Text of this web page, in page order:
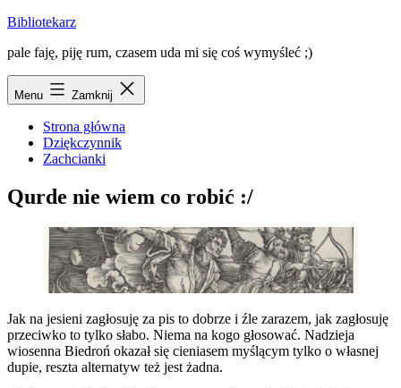
Przejdź
treści
Bibliotekarz
pale faję, piję rum, czasem uda mi się coś wymyśleć ;)
Menu Zamknij
Strona główna
Dziękczynnik
Zachcianki
Qurde nie wiem co robić :/
Jak na jesieni zagłosuję za pis to dobrze i źle zarazem, jak zagłosuję
przeciwko to tylko słabo. Niema na kogo głosować. Nadzieja
wiosenna Biedroń okazał się cieniasem myślącym tylko o własnej
dupie, reszta alternatyw też jest żadna.